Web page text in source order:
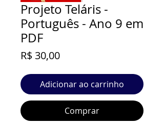
Projeto Teláris -
Português - Ano 9 em
PDF
R$ 30,00Preço
Adicionar ao carrinho
Comprar